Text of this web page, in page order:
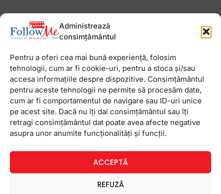
Administrează
consimțământul
Pentru a oferi cea mai bună experiență, folosim
tehnologii, cum ar fi cookie-uri, pentru a stoca și/sau
accesa informațiile despre dispozitive. Consimțământul
pentru aceste tehnologii ne permite să procesăm date,
cum ar fi comportamentul de navigare sau ID-uri unice
pe acest site. Dacă nu îți dai consimțământul sau îți
retragi consimțământul dat poate avea afecte negative
asupra unor anumite funcționalități și funcții.
ACCEPTĂ
REFUZĂ
11 aprilie 2025 Niciun comentariu
Newsletter
Învaţă zâmbind. Vrem să realizăm asta